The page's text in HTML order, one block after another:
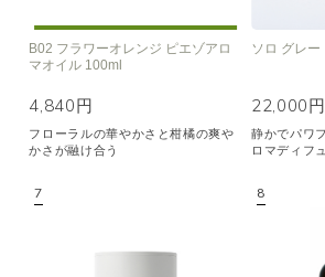
B02 フラワーオレンジ ピエゾアロ
マオイル 100ml
4,840円
フローラルの華やかさと柑橘の爽や
かさが融け合う
ソロ グレー
22,000円
静かでパワ
ロマディフ